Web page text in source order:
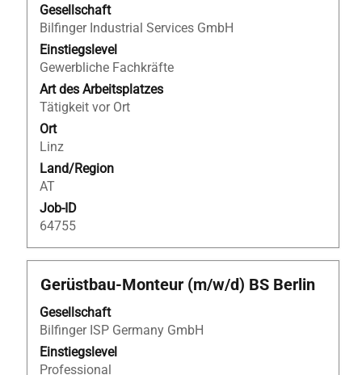
Gesellschaft
Bilfinger Industrial Services GmbH
Einstiegslevel
Gewerbliche Fachkräfte
Art des Arbeitsplatzes
Tätigkeit vor Ort
Ort
Linz
Land/Region
AT
Job-ID
64755
Leertaste,
um
die
Stelleninformationen
vollständig
anzuzeigen.
Stellenbezeichnung
Gerüstbau-Monteur (m/w/d) BS Berlin
Gesellschaft
Bilfinger ISP Germany GmbH
Einstiegslevel
Professional
Drücken
die
Leertaste,
um
die